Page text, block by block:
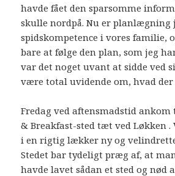
havde fået den sparsomme
skulle nordpå. Nu er planlægning
spidskompetence i vores familie,
bare at følge den plan, som jeg
var det noget uvant at sidde ved
være total uvidende om, hvad der
Fredag ved aftensmadstid
& Breakfast-sted tæt ved Løkken .
i en rigtig lækker ny og
Stedet bar tydeligt præg af, at
havde lavet sådan et sted og nød